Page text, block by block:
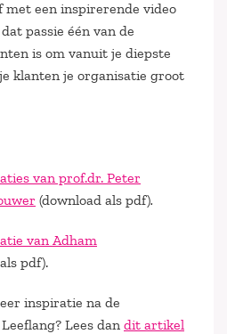
een inspirerende video
passie één van de
is om vanuit je diepste
klanten je organisatie groot
van prof.dr. Peter
(download als pdf).
van Adham
pdf).
inspiratie na de
Lees dan dit artikel